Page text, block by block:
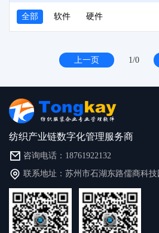
全部 软件 硬件
上一页 1/0
纺织产业链数字化管理服务商
咨询电话：18761922132
联系地址：苏州市石湖东路儒商科技